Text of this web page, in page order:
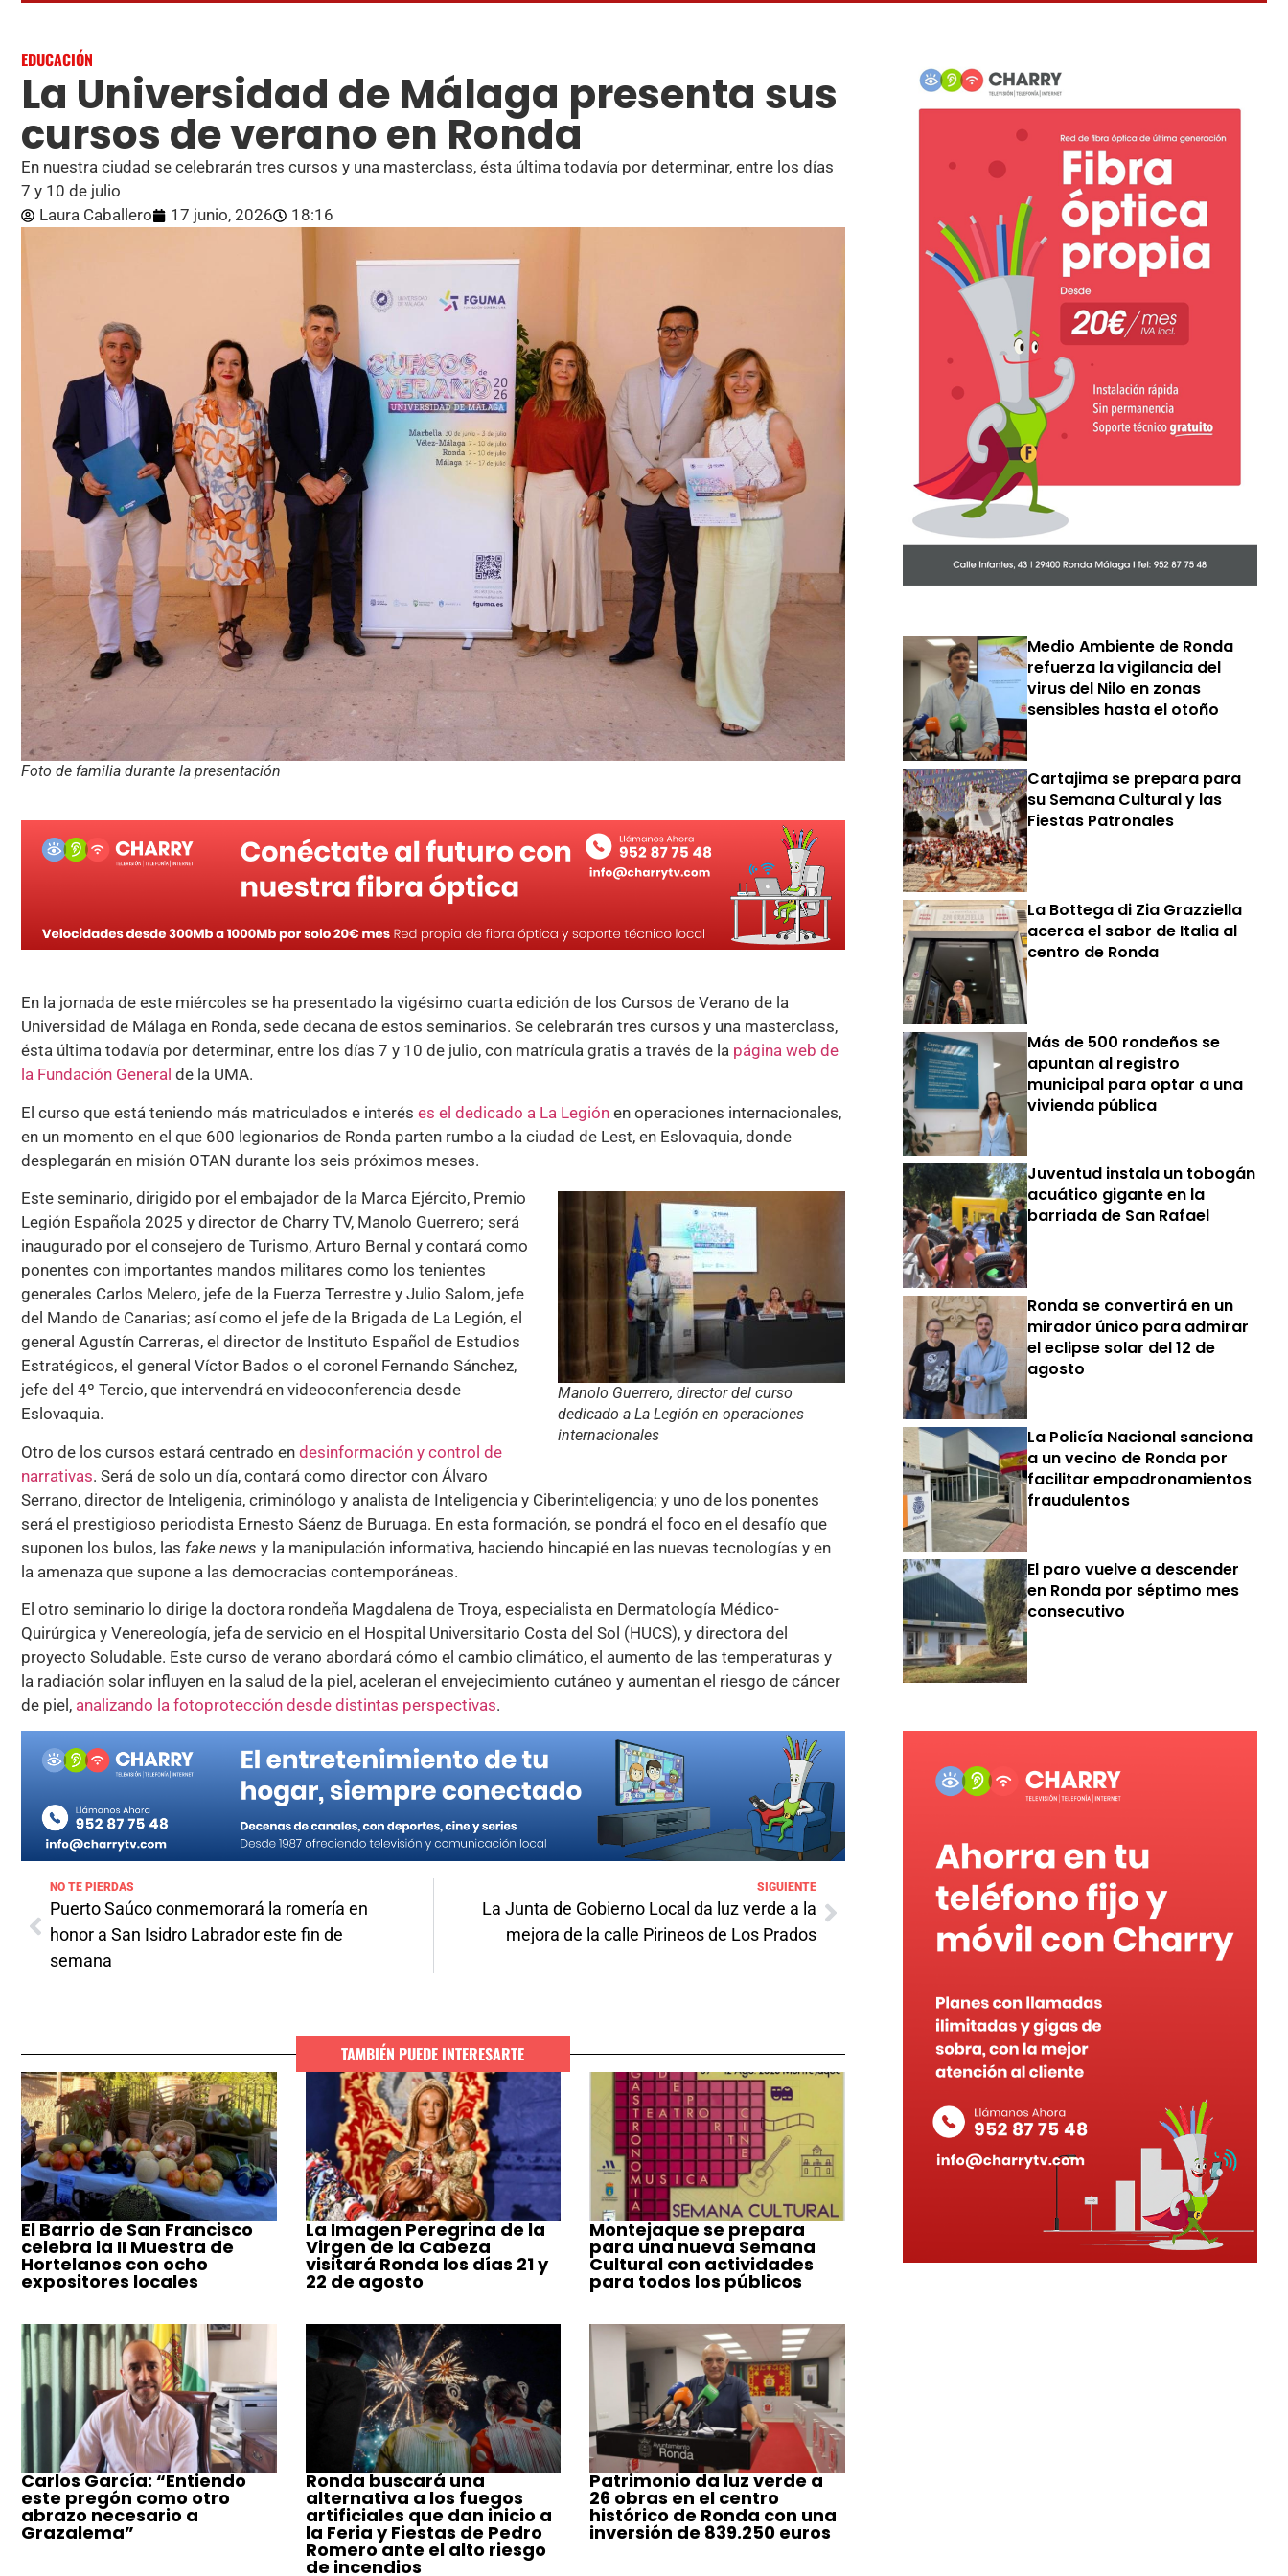
EDUCACIÓN
La Universidad de Málaga presenta sus
cursos de verano en Ronda
En nuestra ciudad se celebrarán tres cursos y una masterclass, ésta última todavía por determinar, entre los días
7 y 10 de julio
Laura Caballero
17 junio, 2026 18:16
Foto de familia durante la presentación
En la jornada de este miércoles se ha presentado la vigésimo cuarta edición de los Cursos de Verano de la
Universidad de Málaga en Ronda, sede decana de estos seminarios. Se celebrarán tres cursos y una masterclass,
ésta última todavía por determinar, entre los días 7 y 10 de julio, con matrícula gratis a través de la página web de
la Fundación General de la UMA.
El curso que está teniendo más matriculados e interés es el dedicado a La Legión en operaciones internacionales,
en un momento en el que 600 legionarios de Ronda parten rumbo a la ciudad de Lest, en Eslovaquia, donde
desplegarán en misión OTAN durante los seis próximos meses.
Manolo Guerrero, director del curso
dedicado a La Legión en operaciones
internacionales
Este seminario, dirigido por el embajador de la Marca Ejército, ⁠Premio
Legión Española 2025 y director de Charry TV, Manolo Guerrero; será
inaugurado por el consejero de Turismo, Arturo Bernal y contará como
ponentes con importantes mandos militares como los tenientes
generales Carlos Melero, jefe de la Fuerza Terrestre y Julio Salom, jefe
del Mando de Canarias; así como el jefe de la Brigada de La Legión, el
general Agustín Carreras, el director de Instituto Español de Estudios
Estratégicos, el general Víctor Bados o el coronel Fernando Sánchez,
jefe del 4º Tercio, que intervendrá en videoconferencia desde
Eslovaquia.
Otro de los cursos estará centrado en desinformación y control de
narrativas. Será de solo un día, contará como director con Álvaro
Serrano, director de Inteligenia, criminólogo y analista de Inteligencia y Ciberinteligencia; y uno de los ponentes
será el prestigioso periodista Ernesto Sáenz de Buruaga. En esta formación, se pondrá el foco en el desafío que
suponen los bulos, las fake news y la manipulación informativa, haciendo hincapié en las nuevas tecnologías y en
la amenaza que supone a las democracias contemporáneas.
El otro seminario lo dirige la doctora rondeña Magdalena de Troya, especialista en Dermatología Médico-
Quirúrgica y Venereología, jefa de servicio en el Hospital Universitario Costa del Sol (HUCS), y directora del
proyecto Soludable. Este curso de verano abordará cómo el cambio climático, el aumento de las temperaturas y
la radiación solar influyen en la salud de la piel, aceleran el envejecimiento cutáneo y aumentan el riesgo de cáncer
de piel, analizando la fotoprotección desde distintas perspectivas.
NO TE PIERDAS
Puerto Saúco conmemorará la romería en
honor a San Isidro Labrador este fin de
semana
SIGUIENTE
La Junta de Gobierno Local da luz verde a la
mejora de la calle Pirineos de Los Prados
TAMBIÉN PUEDE INTERESARTE
El Barrio de San Francisco
celebra la II Muestra de
Hortelanos con ocho
expositores locales
La Imagen Peregrina de la
Virgen de la Cabeza
visitará Ronda los días 21 y
22 de agosto
Montejaque se prepara
para una nueva Semana
Cultural con actividades
para todos los públicos
Carlos García: “Entiendo
este pregón como otro
abrazo necesario a
Grazalema”
Ronda buscará una
alternativa a los fuegos
artificiales que dan inicio a
la Feria y Fiestas de Pedro
Romero ante el alto riesgo
de incendios
Patrimonio da luz verde a
26 obras en el centro
histórico de Ronda con una
inversión de 839.250 euros
Medio Ambiente de Ronda
refuerza la vigilancia del
virus del Nilo en zonas
sensibles hasta el otoño
Cartajima se prepara para
su Semana Cultural y las
Fiestas Patronales
La Bottega di Zia Grazziella
acerca el sabor de Italia al
centro de Ronda
Más de 500 rondeños se
apuntan al registro
municipal para optar a una
vivienda pública
Juventud instala un tobogán
acuático gigante en la
barriada de San Rafael
Ronda se convertirá en un
mirador único para admirar
el eclipse solar del 12 de
agosto
La Policía Nacional sanciona
a un vecino de Ronda por
facilitar empadronamientos
fraudulentos
El paro vuelve a descender
en Ronda por séptimo mes
consecutivo